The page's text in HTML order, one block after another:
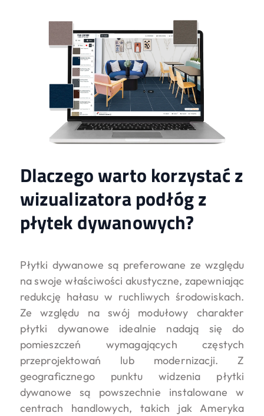
Dlaczego warto korzystać z
wizualizatora podłóg z
płytek dywanowych?
Płytki dywanowe są preferowane ze względu
na swoje właściwości akustyczne, zapewniając
redukcję hałasu w ruchliwych środowiskach.
Ze względu na swój modułowy charakter
płytki dywanowe idealnie nadają się do
pomieszczeń wymagających częstych
przeprojektowań lub modernizacji. Z
geograficznego punktu widzenia płytki
dywanowe są powszechnie instalowane w
centrach handlowych, takich jak Ameryka